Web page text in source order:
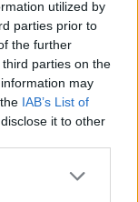
utilized by
parties prior to
the further
parties on the
may
IAB’s List of
it to other
or more Google
di